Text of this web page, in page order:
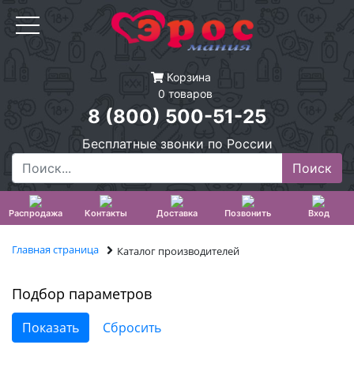
Корзина
0 товаров
8 (800) 500-51-25
Бесплатные звонки по России
Распродажа Контакты Доставка Позвонить Вход
Главная страница Каталог производителей
Подбор параметров